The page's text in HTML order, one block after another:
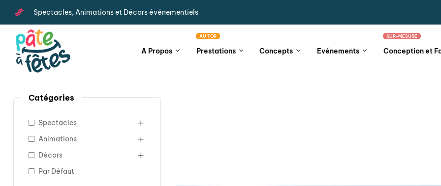
Spectacles, Animations et Décors événementiels
A Propos Prestations
AU TOP
Concepts Evénements Conception et
SUR-MESURE
Catégories
Spectacles
Animations
Décors
Par Défaut